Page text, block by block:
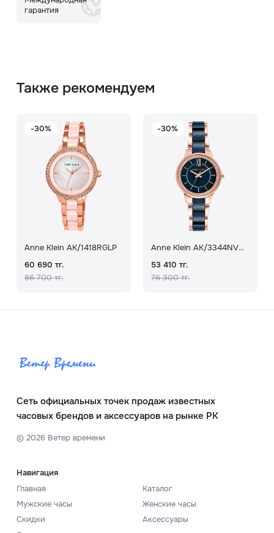
гарантия
Также рекомендуем
-30%
Anne Klein AK/1418RGLP
60 690 тг.
86 700 тг.
-30%
Anne Klein AK/3344NVRG
53 410 тг.
76 300 тг.
Сеть официальных точек продаж известных
часовых брендов и аксессуаров на рынке РК
© 2026Ветер времени
Навигация
Главная
Каталог
Мужские часы
Женские часы
Скидки
Аксессуары